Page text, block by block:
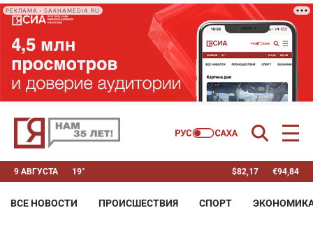
РЕКЛАМА • SAKHAMEDIA.RU
9 АВГУСТА 19° $82,17 €94,84
ВСЕ НОВОСТИ ПРОИСШЕСТВИЯ СПОРТ